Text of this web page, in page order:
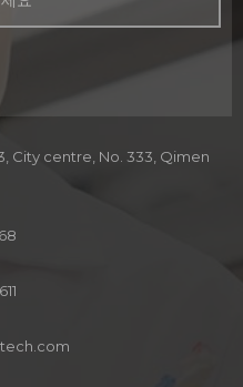
City centre, No. 333, Qimen